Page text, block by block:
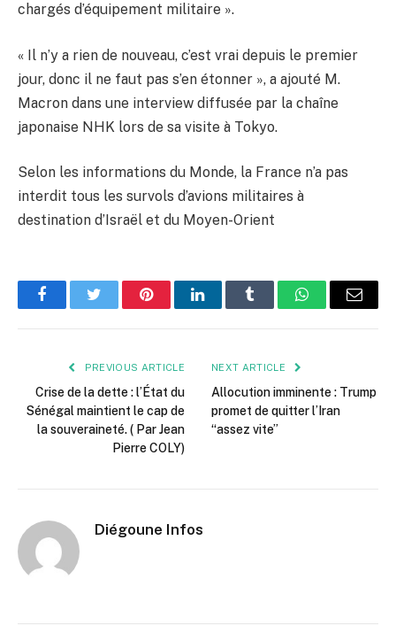
chargés d’équipement militaire ».
« Il n’y a rien de nouveau, c’est vrai depuis le premier
jour, donc il ne faut pas s’en étonner », a ajouté M.
Macron dans une interview diffusée par la chaîne
japonaise NHK lors de sa visite à Tokyo.
Selon les informations du Monde, la France n’a pas
interdit tous les survols d’avions militaires à
destination d’Israël et du Moyen-Orient
FacebookTwitter PinterestLinkedInTumblr WhatsAppEmail
PREVIOUS ARTICLE
Crise de la dette : l’État du
Sénégal maintient le cap de
la souveraineté. ( Par Jean
Pierre COLY)
NEXT ARTICLE
Allocution imminente : Trump
promet de quitter l’Iran
“assez vite”
Diégoune Infos